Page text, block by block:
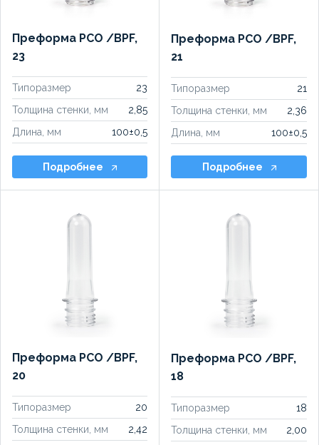
Преформа PCO /BPF,
23
Типоразмер
23
Толщина стенки, мм
2,85
Длина, мм
100±0,5
Подробнее
Преформа PCO /BPF,
21
Типоразмер
21
Толщина стенки, мм
2,36
Длина, мм
100±0,5
Подробнее
Преформа PCO /BPF,
20
Типоразмер
20
Толщина стенки, мм
2,42
Преформа PCO /BPF,
18
Типоразмер
18
Толщина стенки, мм
2,00